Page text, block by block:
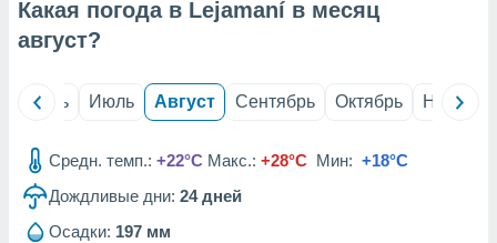
из
данных
Какая погода в Lejamaní в месяц
август?
Июнь Июль Август Сентябрь Октябрь Ноябрь
Средн. темп.: +22°C Макс.: +28°C Мин: +18°C
Дождливые дни: 24дней
Осадки: 197 мм